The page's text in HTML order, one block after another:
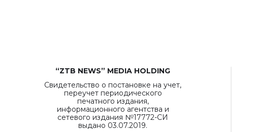
“ZTB NEWS” MEDIA HOLDING
Свидетельство о постановке на учет,
переучет периодического
печатного издания,
информационного агентства и
сетевого издания №17772-СИ
выдано 03.07.2019.